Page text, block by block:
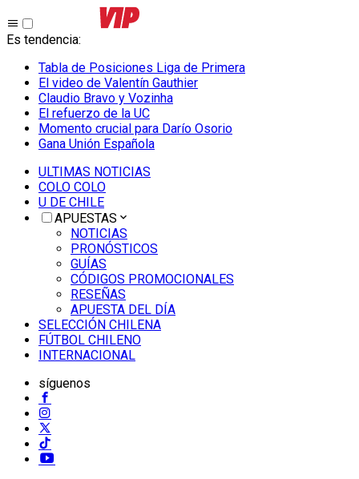
Es tendencia:
Tabla de Posiciones Liga de Primera
El video de Valentín Gauthier
Claudio Bravo y Vozinha
El refuerzo de la UC
Momento crucial para Darío Osorio
Gana Unión Española
ULTIMAS NOTICIAS
COLO COLO
U DE CHILE
APUESTAS
NOTICIAS
PRONÓSTICOS
GUÍAS
CÓDIGOS PROMOCIONALES
RESEÑAS
APUESTA DEL DÍA
SELECCIÓN CHILENA
FÚTBOL CHILENO
INTERNACIONAL
síguenos